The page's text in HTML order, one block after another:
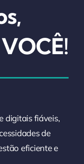
digitais fiáveis,
de
eficiente e